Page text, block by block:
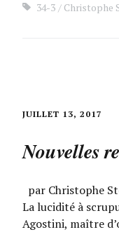
34-3
Christophe
JUILLET 13, 2017
Nouvelles
par Christophe
La lucidité à
Agostini, maître